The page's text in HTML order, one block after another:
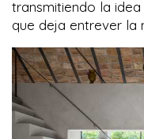
transmitiendo la idea
que deja entrever la